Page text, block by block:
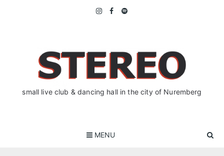
small live club & dancing hall in the city of Nuremberg
MENU